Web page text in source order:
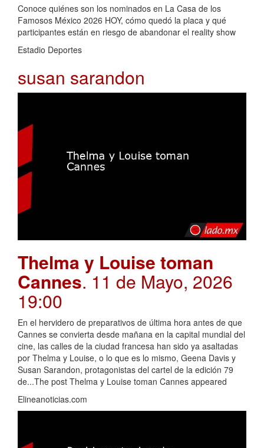
Conoce quiénes son los nominados en La Casa de los
Famosos México 2026 HOY, cómo quedó la placa y qué
participantes están en riesgo de abandonar el reality show
Estadio Deportes
susan sarandon
Thelma y Louise toman
Cannes. 11 de Mayo, 2026
19:00
En el hervidero de preparativos de última hora antes de que
Cannes se convierta desde mañana en la capital mundial del
cine, las calles de la ciudad francesa han sido ya asaltadas
por Thelma y Louise, o lo que es lo mismo, Geena Davis y
Susan Sarandon, protagonistas del cartel de la edición 79
de...The post Thelma y Louise toman Cannes appeared
Elineanoticias.com